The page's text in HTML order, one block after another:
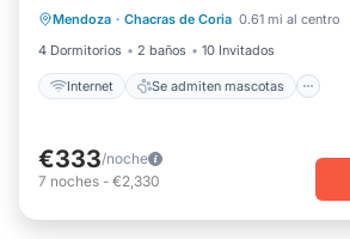
Mendoza · Chacras de Coria 0.61 mi al centro
4 Dormitorios
2 baños 10 Invitados
Internet Se admiten mascotas
Apto para niños
Ropa de cama
€333/noche
7 noches - €2,330